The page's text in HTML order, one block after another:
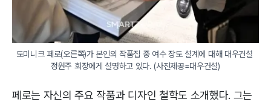
도미니크 페로(오른쪽)가 본인의 작품집 중 여수 장도 설계에 대해 대우건설
정원주 회장에게 설명하고 있다. (사진제공=대우건설)
페로는 자신의 주요 작품과 디자인 철학도 소개했다. 그는